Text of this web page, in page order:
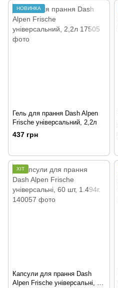
НОВИНКА
Гель для прання Dash Alpen
Frische універсальний, 2,2л
437 грн
ХІТ
Капсули для прання Dash
Alpen Frische універсальні, 60